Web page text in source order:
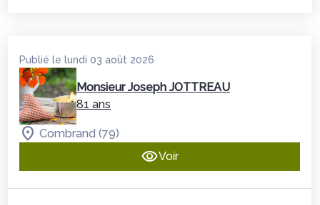
Publié le lundi 03 août 2026
Monsieur Joseph JOTTREAU
81 ans
Combrand (79)
Voir